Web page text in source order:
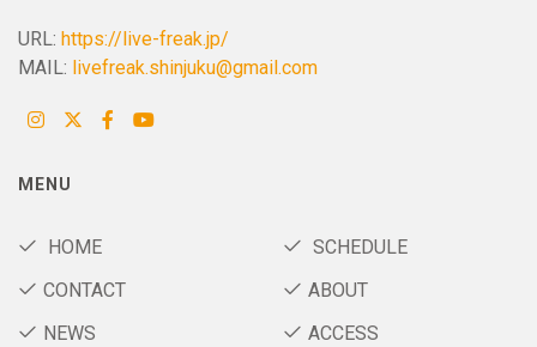
URL: https://live-freak.jp/
MAIL: livefreak.shinjuku@gmail.com
MENU
HOME
SCHEDULE
CONTACT
ABOUT
NEWS
ACCESS